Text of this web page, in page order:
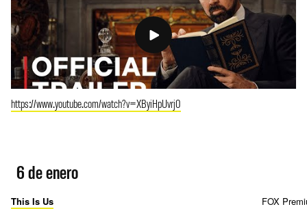
https://www.youtube.com/watch?v=XByiHpUvrj0
6 de enero
This Is Us
FOX